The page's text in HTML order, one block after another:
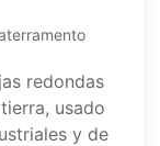
redondas
usado
y de